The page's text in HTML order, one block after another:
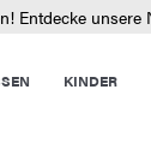
Entdecke unsere
KINDER